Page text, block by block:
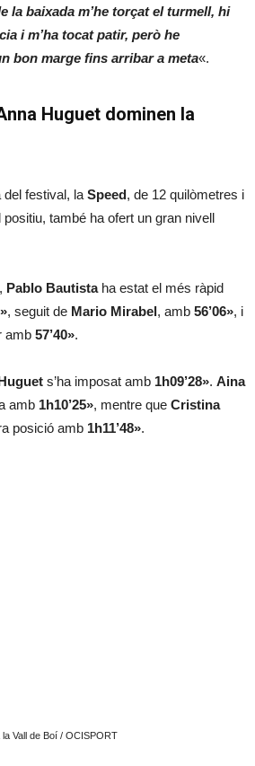
la baixada m’he torçat el turmell, hi
i m’ha tocat patir, però he
bon marge fins arribar a meta«.
Huguet dominen la
del festival, la Speed, de 12 quilòmetres i
també ha ofert un gran nivell
Pablo Bautistaha estat el més ràpid
, seguit de Mario Mirabel, amb 56’06», i
amb 57’40».
s’ha imposat amb 1h09’28». Aina
amb 1h10’25», mentre que Cristina
posició amb 1h11’48».
Vall de Boí / OCISPORT